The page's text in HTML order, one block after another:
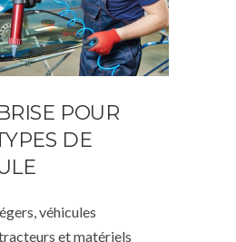
POUR
DE
véhicules
et matériels